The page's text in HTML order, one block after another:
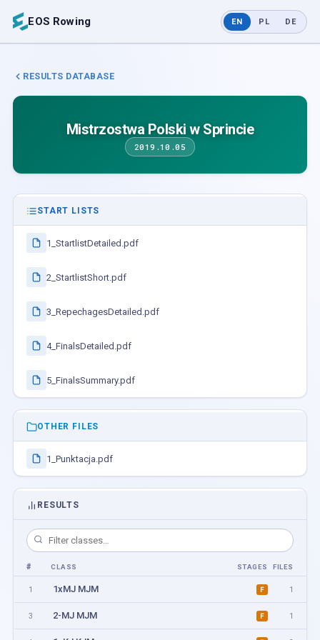
EOS Rowing EN PL DE
RESULTS DATABASE
Mistrzostwa Polski w Sprincie
2019.10.05
START LISTS
1_StartlistDetailed.pdf
2_StartlistShort.pdf
3_RepechagesDetailed.pdf
4_FinalsDetailed.pdf
5_FinalsSummary.pdf
OTHER FILES
1_Punktacja.pdf
RESULTS
# CLASS STAGES FILES
1 1xMJ MJM F 1
3 2-MJ MJM F 1